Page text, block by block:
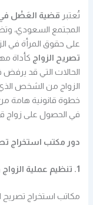
تُعتبر قضية العَضْل
المجتمع السعودي،
على حقوق المرأة في
تصريح الزواج كأداة
الحالات التي قد يرفض
الزواج من الشخص الذي
خطوة قانونية هامة
في الحصول على زواج
دور مكتب استخراج
1. تنظيم عملية الزواج والرقابة عليها
مكاتب استخراج تصريح